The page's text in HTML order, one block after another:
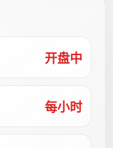
开盘中
每小时